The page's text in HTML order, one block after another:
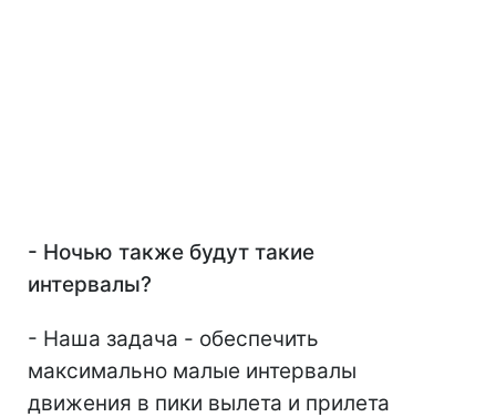
- Ночью также будут такие
интервалы?
- Наша задача - обеспечить
максимально малые интервалы
движения в пики вылета и прилета